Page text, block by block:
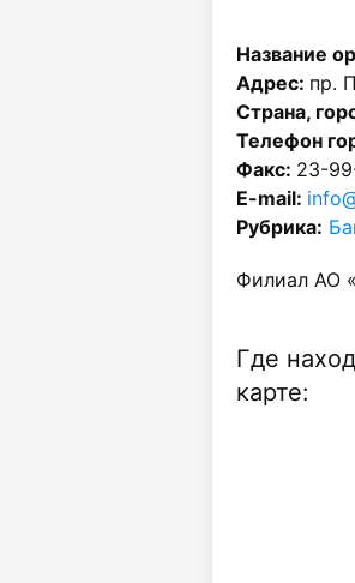
Название
Адрес: пр.
Страна,
Телефон
Факс: 23-
E-mail:
Рубрика:
Филиал АО
Где
карте: